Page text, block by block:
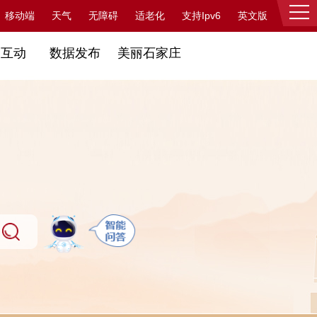
移动端 天气 无障碍 适老化 支持Ipv6 英文版 登录
动 数据发布 美丽石家庄